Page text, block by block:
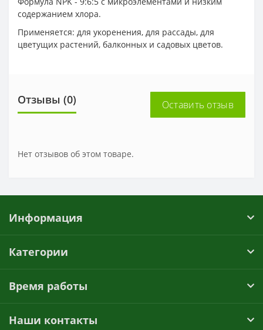
содержанием хлора.
Применяется: для укоренения, для рассады, для
цветущих растений, балконных и садовых цветов.
Отзывы (0) Оставить отзыв
Нет отзывов об этом товаре.
Информация
Категории
Время работы
Наши контакты